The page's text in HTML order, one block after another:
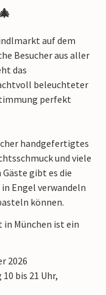
auf dem
Besucher aus aller
das
beleuchteter
perfekt
handgefertigtes
und viele
gibt es die
Engel verwandeln
können.
München ist ein
2026
bis 21 Uhr,